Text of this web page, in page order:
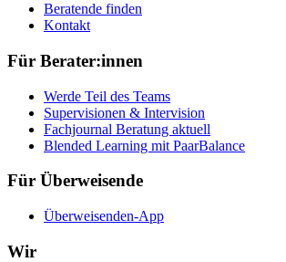
Beratende finden
Kontakt
Für Berater:innen
Werde Teil des Teams
Supervisionen & Intervision
Fachjournal Beratung aktuell
Blended Learning mit PaarBalance
Für Überweisende
Überweisenden-App
Wir